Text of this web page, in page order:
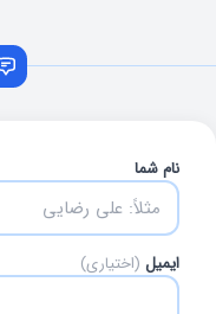
نام شما
ایمیل (اختیاری)